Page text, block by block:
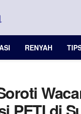
RENYAH